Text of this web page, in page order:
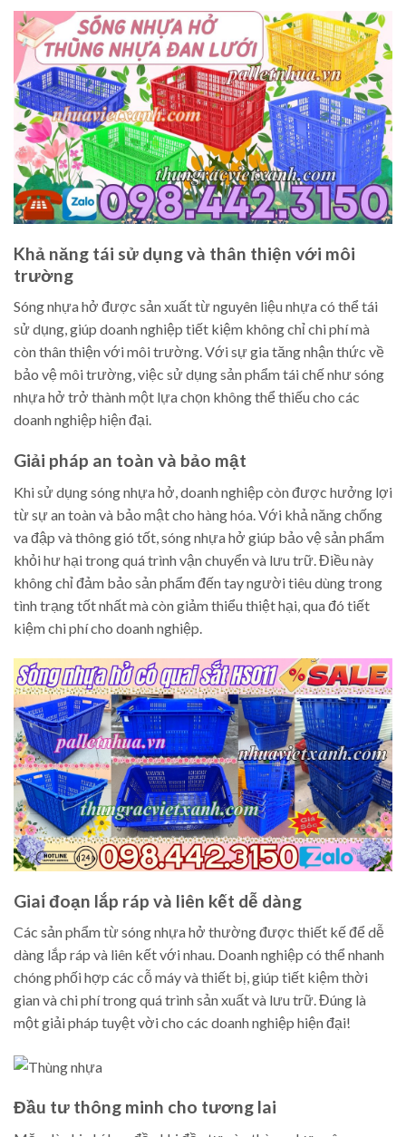
Khả năng tái sử dụng và thân thiện với môi
trường
Sóng nhựa hở được sản xuất từ nguyên liệu nhựa có thể tái
sử dụng, giúp doanh nghiệp tiết kiệm không chỉ chi phí mà
còn thân thiện với môi trường. Với sự gia tăng nhận thức về
bảo vệ môi trường, việc sử dụng sản phẩm tái chế như sóng
nhựa hở trở thành một lựa chọn không thể thiếu cho các
doanh nghiệp hiện đại.
Giải pháp an toàn và bảo mật
Khi sử dụng sóng nhựa hở, doanh nghiệp còn được hưởng lợi
từ sự an toàn và bảo mật cho hàng hóa. Với khả năng chống
va đập và thông gió tốt, sóng nhựa hở giúp bảo vệ sản phẩm
khỏi hư hại trong quá trình vận chuyển và lưu trữ. Điều này
không chỉ đảm bảo sản phẩm đến tay người tiêu dùng trong
tình trạng tốt nhất mà còn giảm thiểu thiệt hại, qua đó tiết
kiệm chi phí cho doanh nghiệp.
Giai đoạn lắp ráp và liên kết dễ dàng
Các sản phẩm từ sóng nhựa hở thường được thiết kế để dễ
dàng lắp ráp và liên kết với nhau. Doanh nghiệp có thể nhanh
chóng phối hợp các cỗ máy và thiết bị, giúp tiết kiệm thời
gian và chi phí trong quá trình sản xuất và lưu trữ. Đúng là
một giải pháp tuyệt vời cho các doanh nghiệp hiện đại!
Đầu tư thông minh cho tương lai